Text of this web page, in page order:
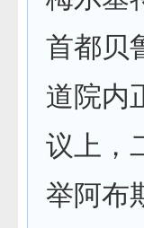
首都贝
道院内
议上，
举阿布